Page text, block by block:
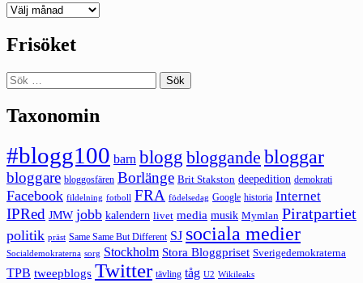
Deepedition
Frisöket
Sök
efter:
Taxonomin
#blogg100 barn blogg bloggande bloggar
bloggare bloggosfären Borlänge Brit Stakston deepedition demokrati
Facebook fildelning fotboll FRA födelsedag Google historia Internet
IPRed JMW jobb kalendern livet media musik Mymlan Piratpartiet
politik präst Same Same But Different SJ sociala medier
Socialdemokraterna sorg Stockholm Stora Bloggpriset Sverigedemokraterna
TPB tweepblogs Twitter tävling tåg U2 Wikileaks